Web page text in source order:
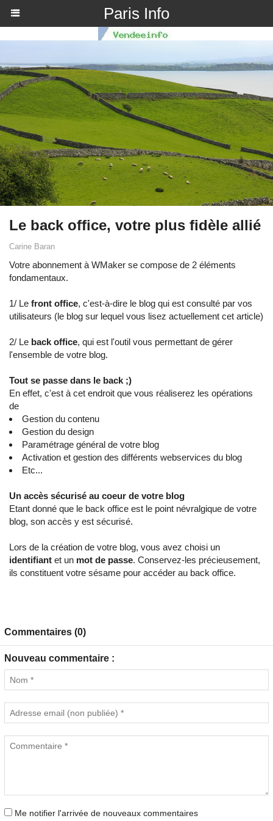
Paris Info
Le back office, votre plus fidèle allié
Carine Baran
Votre abonnement à WMaker se compose de 2 éléments
fondamentaux.
1/ Le front office, c'est-à-dire le blog qui est consulté par vos
utilisateurs (le blog sur lequel vous lisez actuellement cet article)
2/ Le back office, qui est l'outil vous permettant de gérer
l'ensemble de votre blog.
Tout se passe dans le back ;)
En effet, c'est à cet endroit que vous réaliserez les opérations
de
Gestion du contenu
Gestion du design
Paramétrage général de votre blog
Activation et gestion des différents webservices du blog
Etc...
Un accès sécurisé au coeur de votre blog
Etant donné que le back office est le point névralgique de votre
blog, son accès y est sécurisé.
Lors de la création de votre blog, vous avez choisi un
identifiant et un mot de passe. Conservez-les précieusement,
ils constituent votre sésame pour accéder au back office.
Commentaires (0)
Nouveau commentaire :
Me notifier l'arrivée de nouveaux commentaires